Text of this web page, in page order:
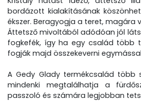
bordázott kialakításának
ékszer. Beragyogja a teret, magára
Áttetsző mivoltából adódóan jól
fogkefék, így ha egy család több
fogják majd összekeverni
A Gedy Glady termékcsalád több
mindenki megtalálhatja a
passzoló és számára legjobban